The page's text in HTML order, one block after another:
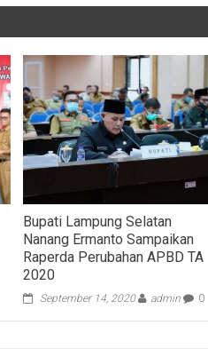
Bupati Lampung Selatan
Nanang Ermanto Sampaikan
Raperda Perubahan APBD TA
2020
September 14, 2020 admin 0